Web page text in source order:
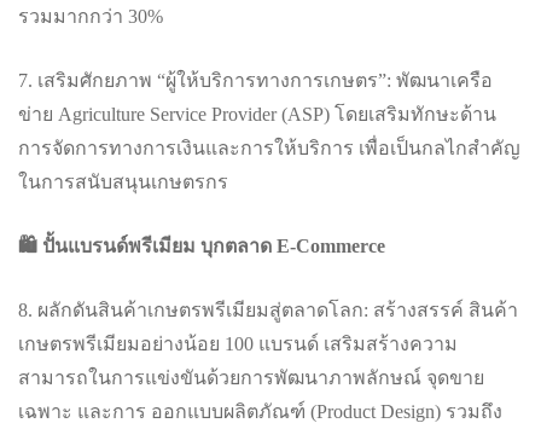
รวมมากกว่า 30%
7. เสริมศักยภาพ “ผู้ให้บริการทางการเกษตร”: พัฒนาเครือ
ข่าย Agriculture Service Provider (ASP) โดยเสริมทักษะด้าน
การจัดการทางการเงินและการให้บริการ เพื่อเป็นกลไกสำคัญ
ในการสนับสนุนเกษตรกร
🛍️ ปั้นแบรนด์พรีเมียม บุกตลาด E-Commerce
8. ผลักดันสินค้าเกษตรพรีเมียมสู่ตลาดโลก: สร้างสรรค์ สินค้า
เกษตรพรีเมียมอย่างน้อย 100 แบรนด์ เสริมสร้างความ
สามารถในการแข่งขันด้วยการพัฒนาภาพลักษณ์ จุดขาย
เฉพาะ และการ ออกแบบผลิตภัณฑ์ (Product Design) รวมถึง